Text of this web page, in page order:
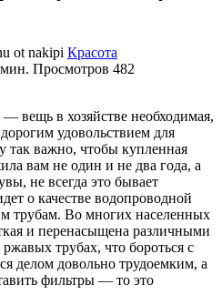
Красота
Просмотров 482
вещь в хозяйстве необходимая,
удовольствием для
так важно, чтобы купленная
вам не один и не два года, а
не всегда это бывает
о качестве водопроводной
трубам. Во многих населенных
и перенасыщена различными
трубах, что бороться с
делом довольно трудоемким, а
фильтры — то это